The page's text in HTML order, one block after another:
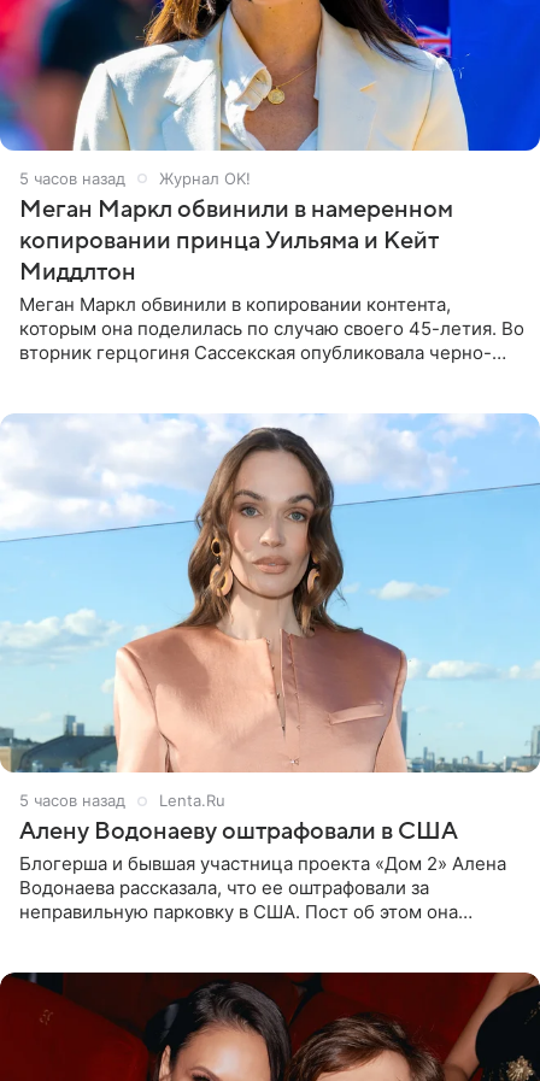
5 часов назад Журнал OK!
Меган Маркл обвинили в намеренном
копировании принца Уильяма и Кейт
Миддлтон
Меган Маркл обвинили в копировании контента,
которым она поделилась по случаю своего 45-летия. Во
вторник герцогиня Сассекская опубликовала черно-
5 часов назад Lenta.Ru
Алену Водонаеву оштрафовали в США
Блогерша и бывшая участница проекта «Дом 2» Алена
Водонаева рассказала, что ее оштрафовали за
неправильную парковку в США. Пост об этом она